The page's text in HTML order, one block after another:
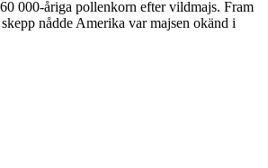
000-åriga pollenkorn efter vildmajs. Fram
nådde Amerika var majsen okänd i